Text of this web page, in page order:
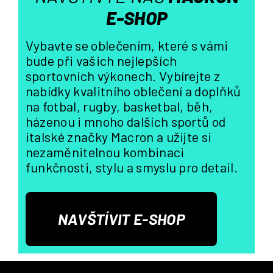
E-SHOP
Vybavte se oblečením, které s vámi
bude při vašich nejlepších
sportovních výkonech. Vybírejte z
nabídky kvalitního oblečení a doplňků
na fotbal, rugby, basketbal, běh,
házenou i mnoho dalších sportů od
italské značky Macron a užijte si
nezaměnitelnou kombinaci
funkčnosti, stylu a smyslu pro detail.
NAVŠTÍVIT E-SHOP